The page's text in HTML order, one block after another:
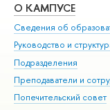
О КАМПУСЕ
Сведения об
Руководство и
Подразделения
Преподаватели и
Попечительский совет